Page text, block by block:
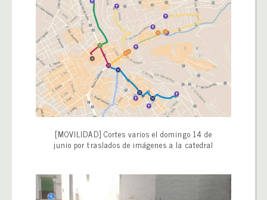
[MOVILIDAD] Cortes varios el domingo 14 de
junio por traslados de imágenes a la catedral